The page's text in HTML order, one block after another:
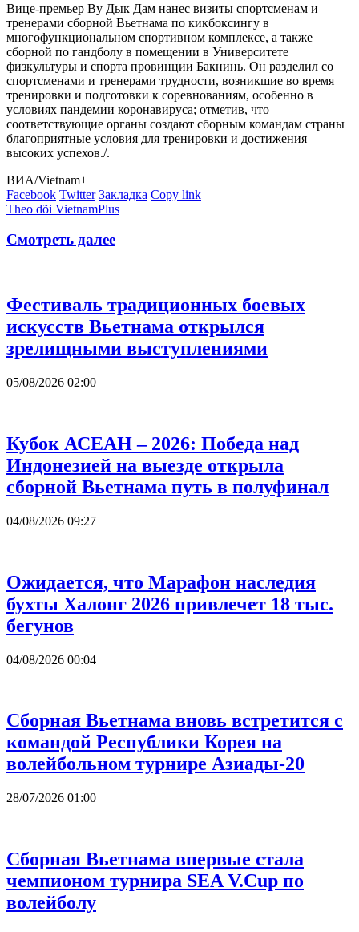
Вице-премьер Ву Дык Дам нанес визиты спортсменам и
тренерами сборной Вьетнама по кикбоксингу в
многофункциональном спортивном комплексе, а также
сборной по гандболу в помещении в Университете
физкультуры и спорта провинции Бакнинь. Он разделил со
спортсменами и тренерами трудности, возникшие во время
тренировки и подготовки к соревнованиям, особенно в
условиях пандемии коронавируса; отметив, что
соответствующие органы создают сборным командам страны
благоприятные условия для тренировки и достижения
высоких успехов./.
ВИА/Vietnam+
Facebook Twitter Закладка Copy link
Theo dõi VietnamPlus
Смотреть далее
Фестиваль традиционных боевых
искусств Вьетнама открылся
зрелищными выступлениями
05/08/2026 02:00
Кубок АСЕАН – 2026: Победа над
Индонезией на выезде открыла
сборной Вьетнама путь в полуфинал
04/08/2026 09:27
Ожидается, что Марафон наследия
бухты Халонг 2026 привлечет 18 тыс.
бегунов
04/08/2026 00:04
Сборная Вьетнама вновь встретится с
командой Республики Корея на
волейбольном турнире Азиады-20
28/07/2026 01:00
Сборная Вьетнама впервые стала
чемпионом турнира SEA V.Cup по
волейболу